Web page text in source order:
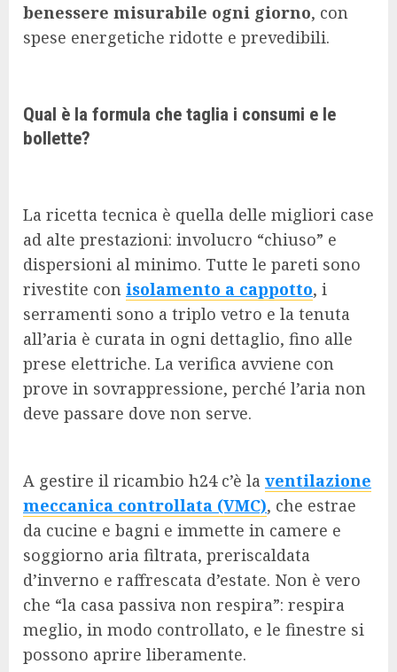
benessere misurabile ogni giorno, con
spese energetiche ridotte e prevedibili.
Qual è la formula che taglia i consumi e le
bollette?
La ricetta tecnica è quella delle migliori case
ad alte prestazioni: involucro “chiuso” e
dispersioni al minimo. Tutte le pareti sono
rivestite con isolamento a cappotto, i
serramenti sono a triplo vetro e la tenuta
all’aria è curata in ogni dettaglio, fino alle
prese elettriche. La verifica avviene con
prove in sovrappressione, perché l’aria non
deve passare dove non serve.
A gestire il ricambio h24 c’è la ventilazione
meccanica controllata (VMC), che estrae
da cucine e bagni e immette in camere e
soggiorno aria filtrata, preriscaldata
d’inverno e raffrescata d’estate. Non è vero
che “la casa passiva non respira”: respira
meglio, in modo controllato, e le finestre si
possono aprire liberamente.